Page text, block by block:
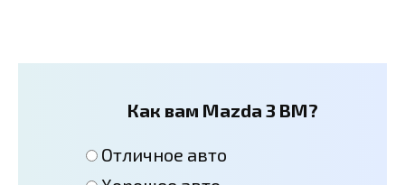
Как вам Mazda 3 BM?
Отличное авто